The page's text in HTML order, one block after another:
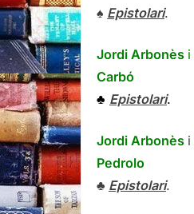
♠ Epistolari.
Jordi Arbonès i
Carbó
♣ Epistolari.
Jordi Arbonès i
Pedrolo
♣ Epistolari.